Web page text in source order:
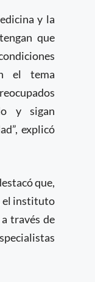
y la
que
el tema
y sigan
explicó
que,
el instituto
través de